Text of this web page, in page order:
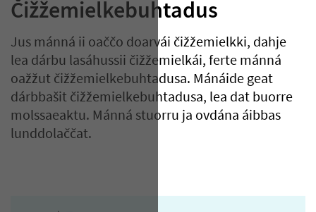
Čižžemielkebuhtadus
Jus mánná ii oaččo doarvái čižžemielkki, dahje
lea dárbu lasáhussii čižžemielkái, ferte mánná
oažžut čižžemielkebuhtadusa. Mánáide geat
dárbbašit čižžemielkebuhtadusa, lea dat buorre
molssaeaktu. Mánná stuorru ja ovdána áibbas
lunddolaččat.